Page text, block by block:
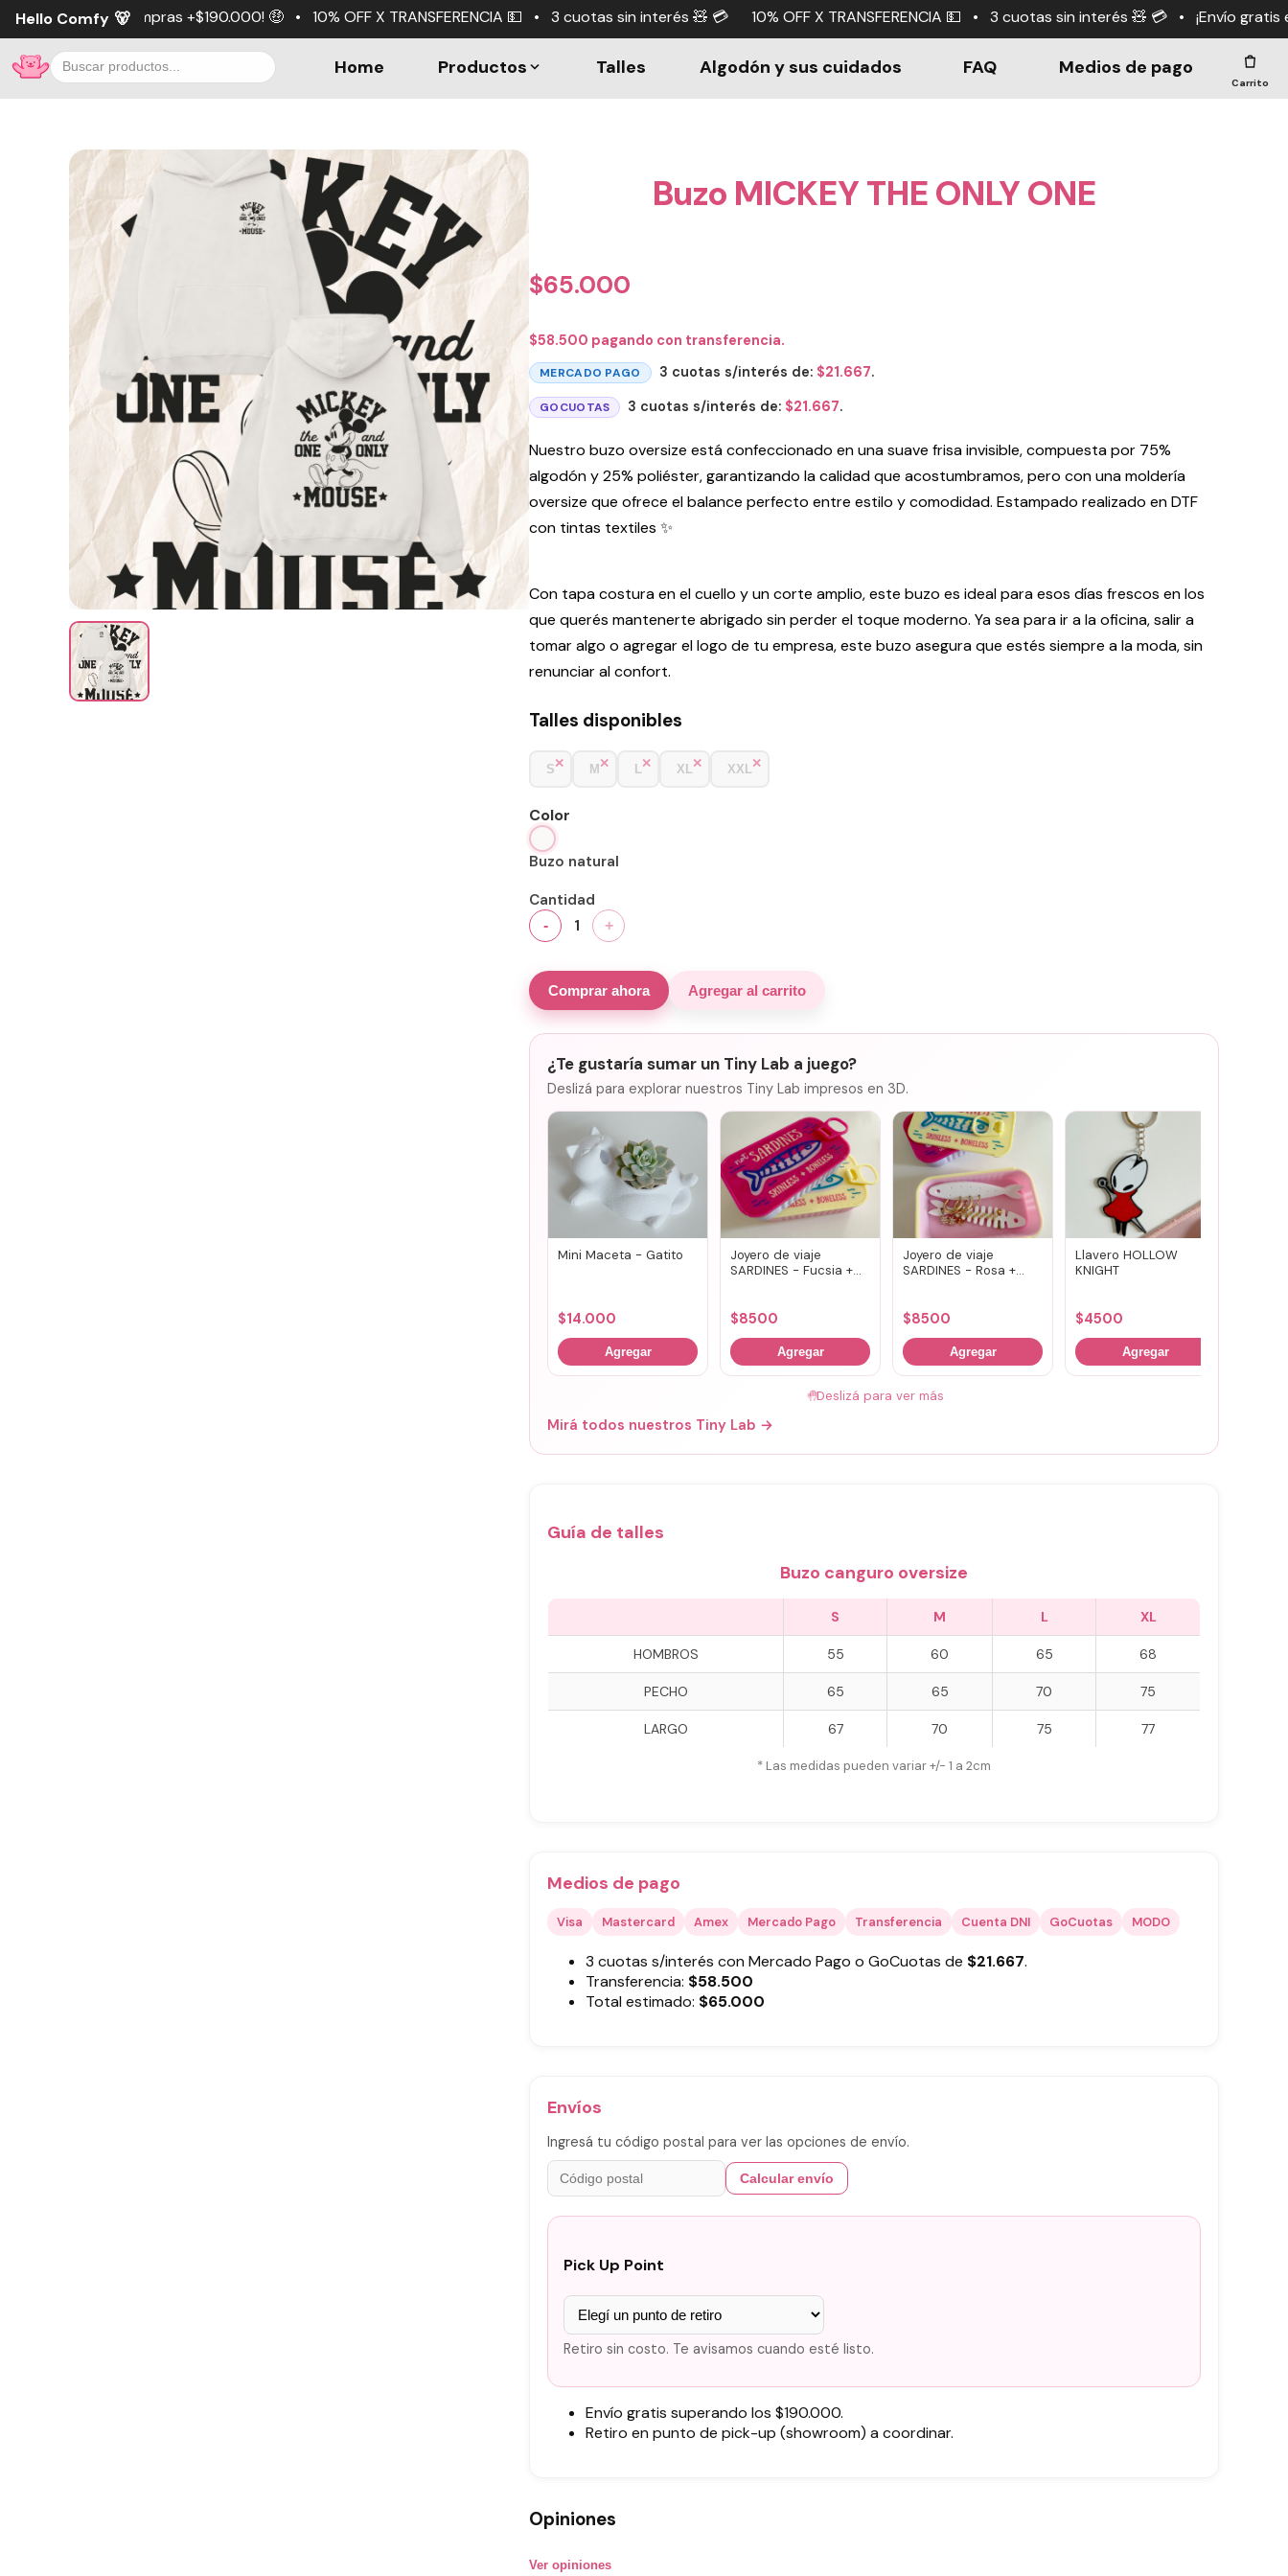
Hello Comfy 🐻
+$190.000! 🤑 • 10% OFF X TRANSFERENCIA 💵 • 3 cuotas sin interés 🧸 💳 10% OFF X TRANSFERENCIA 💵 • 3 cuotas sin interés 🧸 💳 • ¡Envío gratis en compras
Home Productos Talles Algodón y sus cuidados FAQ Medios de pago
Carrito
Buzo MICKEY THE ONLY ONE
$65.000
$58.500 pagando con transferencia.
MERCADO PAGO 3 cuotas s/interés de: $21.667.
GOCUOTAS 3 cuotas s/interés de: $21.667.
Nuestro buzo oversize está confeccionado en una suave frisa invisible, compuesta por 75%
algodón y 25% poliéster, garantizando la calidad que acostumbramos, pero con una moldería
oversize que ofrece el balance perfecto entre estilo y comodidad. Estampado realizado en DTF
con tintas textiles ✨
Con tapa costura en el cuello y un corte amplio, este buzo es ideal para esos días frescos en los
que querés mantenerte abrigado sin perder el toque moderno. Ya sea para ir a la oficina, salir a
tomar algo o agregar el logo de tu empresa, este buzo asegura que estés siempre a la moda, sin
renunciar al confort.
Talles disponibles
S M L XL XXL
Color
Buzo natural
Cantidad
- 1 +
Comprar ahora Agregar al carrito
¿Te gustaría sumar un Tiny Lab a juego?
Deslizá para explorar nuestros Tiny Lab impresos en 3D.
Mini Maceta - Gatito
$14.000
Agregar
Joyero de viaje
SARDINES - Fucsia +
$8500
Agregar
Joyero de viaje
SARDINES - Rosa +
$8500
Agregar
Llavero HOLLOW
KNIGHT
$4500
Agregar
🤚Deslizá para ver más
Mirá todos nuestros Tiny Lab →
Guía de talles
Buzo canguro oversize
S M L XL
HOMBROS 55 60 65 68
PECHO 65 65 70 75
LARGO 67 70 75 77
* Las medidas pueden variar +/- 1 a 2cm
Medios de pago
Visa Mastercard Amex Mercado Pago Transferencia Cuenta DNI GoCuotas MODO
3 cuotas s/interés con Mercado Pago o GoCuotas de $21.667.
Transferencia: $58.500
Total estimado: $65.000
Envíos
Ingresá tu código postal para ver las opciones de envío.
Calcular envío
Pick Up Point
Retiro sin costo. Te avisamos cuando esté listo.
Envío gratis superando los $190.000.
Retiro en punto de pick-up (showroom) a coordinar.
Opiniones
Ver opiniones